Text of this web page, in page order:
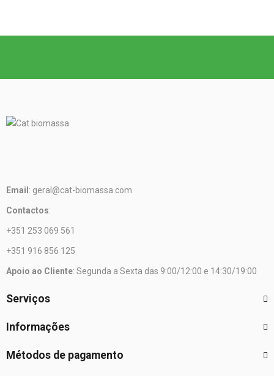
Email : geral@cat-biomassa.com
Contactos:
+351 253 069 561
+351 916 856 125
Apoio ao Cliente: Segunda a Sexta das 9:00/12:00 e 14:30/19:00
Serviços
Informações
Métodos de pagamento